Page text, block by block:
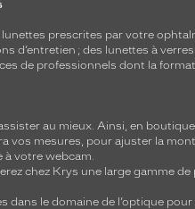
lunettes prescrites par votre
d’entretien ; des lunettes à
de professionnels dont la
au mieux. Ainsi, en
vos mesures, pour ajuster la
à votre webcam.
chez Krys une large gamme
le domaine de l’optique